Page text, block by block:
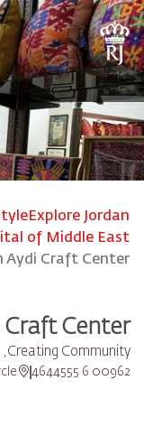
Explore Jordan
of Middle East
Aydi Craft Center
Craft Center
,Creating Community
00962 6 4644555